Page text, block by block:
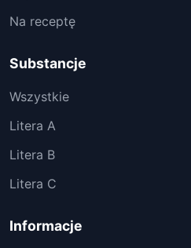
Na receptę
Substancje
Wszystkie
Litera A
Litera B
Litera C
Informacje